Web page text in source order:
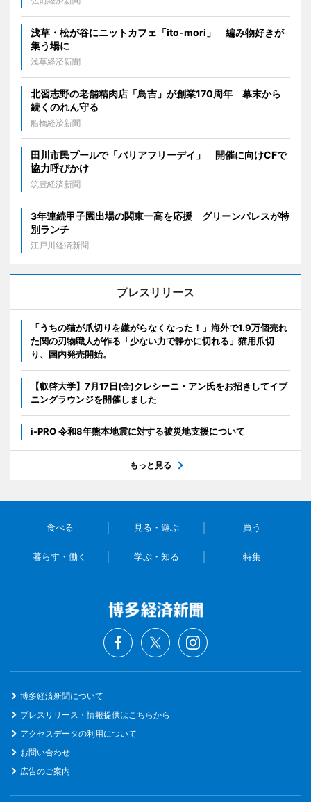
浅草・松が谷にニットカフェ「ito-mori」 編み物好きが
集う場に
浅草経済新聞
北習志野の老舗精肉店「鳥吉」が創業170周年 幕末から
続くのれん守る
船橋経済新聞
田川市民プールで「バリアフリーデイ」 開催に向けCFで
協力呼びかけ
筑豊経済新聞
3年連続甲子園出場の関東一高を応援 グリーンパレスが特
別ランチ
江戸川経済新聞
プレスリリース
「うちの猫が爪切りを嫌がらなくなった！」海外で1.9万個売れ
た関の刃物職人が作る「少ない力で静かに切れる」猫用爪切
り、国内発売開始。
【叡啓大学】7月17日(金)クレシーニ・アン氏をお招きしてイブ
ニングラウンジを開催しました
i-PRO 令和8年熊本地震に対する被災地支援について
もっと見る
食べる 見る・遊ぶ 買う
暮らす・働く 学ぶ・知る 特集
博多経済新聞について
プレスリリース・情報提供はこちらから
アクセスデータの利用について
お問い合わせ
広告のご案内